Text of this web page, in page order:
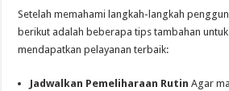
Setelah memahami langkah-langkah
berikut adalah beberapa tips tambahan
mendapatkan pelayanan terbaik:
Jadwalkan Pemeliharaan Rutin Agar